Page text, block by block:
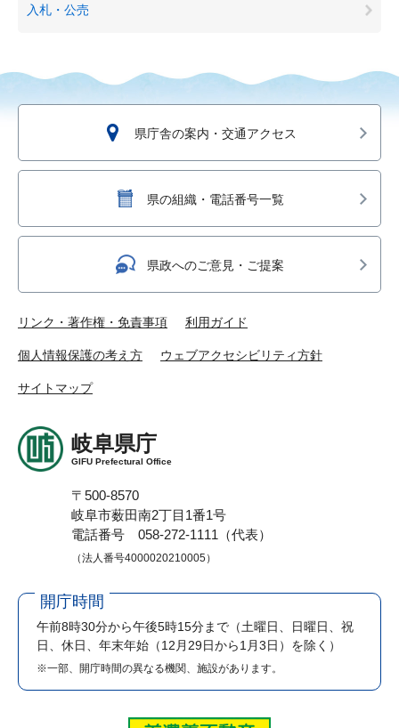
入札・公売
県庁舎の案内・交通アクセス
県の組織・電話番号一覧
県政へのご意見・ご提案
リンク・著作権・免責事項 利用ガイド
個人情報保護の考え方 ウェブアクセシビリティ方針
サイトマップ
岐阜県庁
GIFU Prefectural Office
〒500-8570
岐阜市薮田南2丁目1番1号
電話番号 058-272-1111（代表）
（法人番号4000020210005）
開庁時間
午前8時30分から午後5時15分まで （土曜日、日曜日、祝
日、休日、年末年始（12月29日から1月3日）を除く）
※一部、開庁時間の異なる機関、施設があります。